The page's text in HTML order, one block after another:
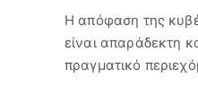
Η απόφαση της
είναι απαράδεκτη
πραγματικό